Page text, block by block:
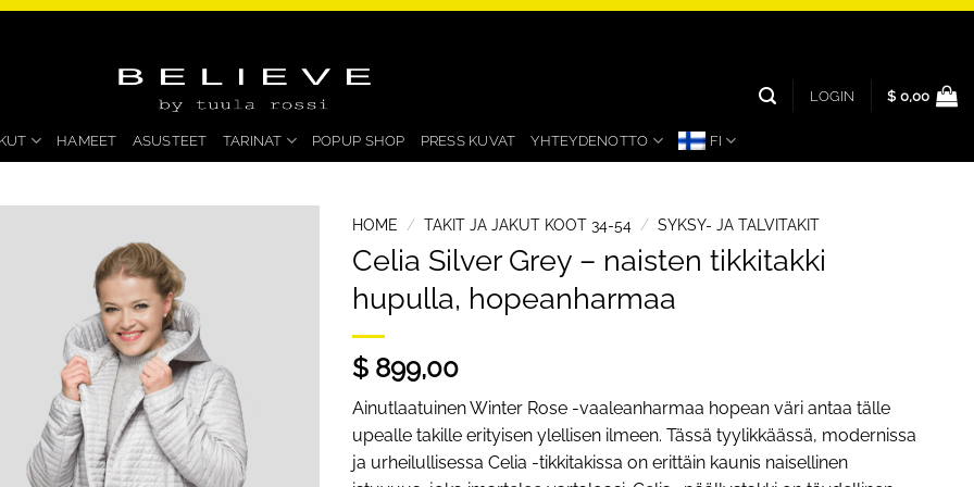
LOGIN $ 0,00
HAMEET ASUSTEET TARINAT POPUP SHOP PRESS KUVAT YHTEYDENOTTO FI
HOME / TAKIT JA JAKUT KOOT 34-54 / SYKSY- JA TALVITAKIT
Celia Silver Grey – naisten tikkitakki
hupulla, hopeanharmaa
$ 899,00
Ainutlaatuinen Winter Rose -vaaleanharmaa hopean väri antaa tälle
upealle takille erityisen ylellisen ilmeen. Tässä tyylikkäässä, modernissa
ja urheilullisessa Celia -tikkitakissa on erittäin kaunis naisellinen